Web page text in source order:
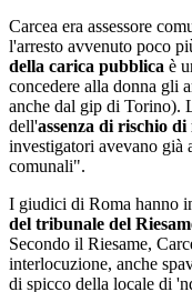
Carcea era assessore
l'arresto avvenuto poco
della carica pubblica è
concedere alla donna gli
anche dal gip di Torino).
dell'assenza di rischio
investigatori avevano già
comunali".
I giudici di Roma hanno
del tribunale del
Secondo il Riesame,
interlocuzione, anche
di spicco della locale di